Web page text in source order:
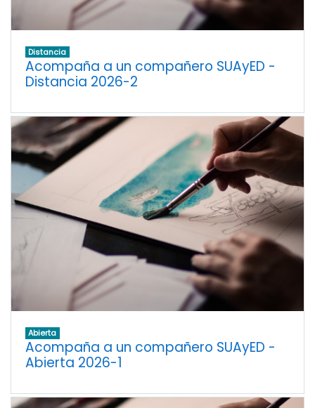
Distancia
Acompaña a un compañero SUAyED -
Distancia 2026-2
Abierta
Acompaña a un compañero SUAyED -
Abierta 2026-1